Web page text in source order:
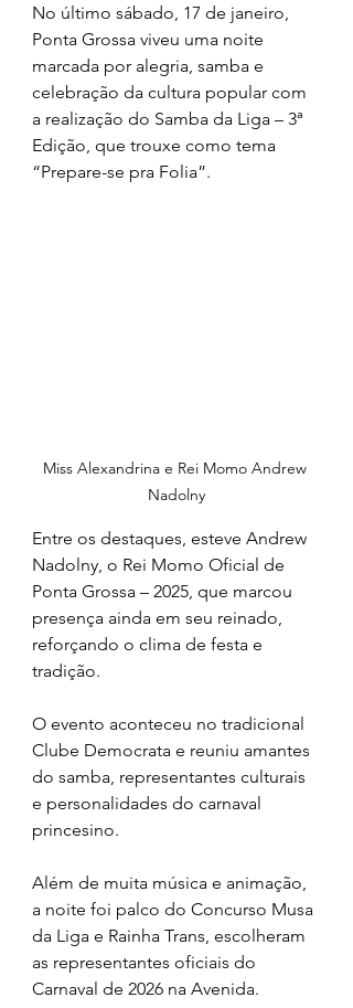
No último sábado, 17 de janeiro,
Ponta Grossa viveu uma noite
marcada por alegria, samba e
celebração da cultura popular com
a realização do Samba da Liga – 3ª
Edição, que trouxe como tema
“Prepare-se pra Folia”.
Miss Alexandrina e Rei Momo Andrew
Nadolny
Entre os destaques, esteve Andrew
Nadolny, o Rei Momo Oficial de
Ponta Grossa – 2025, que marcou
presença ainda em seu reinado,
reforçando o clima de festa e
tradição.
O evento aconteceu no tradicional
Clube Democrata e reuniu amantes
do samba, representantes culturais
e personalidades do carnaval
princesino.
Além de muita música e animação,
a noite foi palco do Concurso Musa
da Liga e Rainha Trans, escolheram
as representantes oficiais do
Carnaval de 2026 na Avenida.